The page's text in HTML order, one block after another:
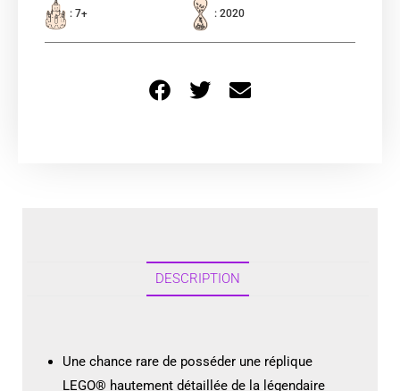
: 7+ : 2020
DESCRIPTION
Une chance rare de posséder une réplique
LEGO® hautement détaillée de la légendaire